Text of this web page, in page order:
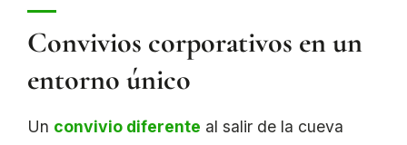
Convivios corporativos en un
entorno único
Un convivio diferente al salir de la cueva